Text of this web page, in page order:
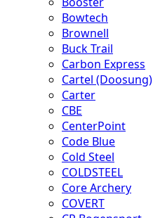
Bowtech
Brownell
Buck Trail
Carbon Express
Cartel (Doosung)
Carter
CBE
CenterPoint
Code Blue
Cold Steel
COLDSTEEL
Core Archery
COVERT